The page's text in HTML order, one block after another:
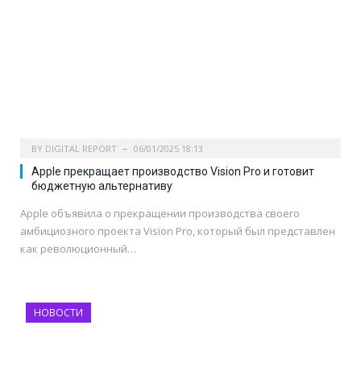
BY DIGITAL REPORT 06/01/2025 18:13
Apple прекращает производство Vision Pro и готовит
бюджетную альтернативу
Apple объявила о прекращении производства своего
амбициозного проекта Vision Pro, который был представлен
как революционный…
НОВОСТИ